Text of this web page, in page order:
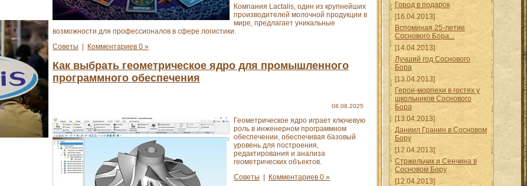
Компания Lactalis, один из крупнейших
производителей молочной продукции в
мире, предлагает уникальные
возможности для профессионалов в сфере логистики.
Советы | Комментариев 0 »
Как выбрать геометрическое ядро для промышленного
программного обеспечения
08.08.2025
Геометрическое ядро играет ключевую
роль в инженерном программном
обеспечении, обеспечивая базовый
уровень для построения,
редактирования и анализа
геометрических объектов.
Советы | Комментариев 0 »
Город в подарок
[16.04.2013]
Вспоминая 25-летие
Соснового Бора...
[14.04.2013]
Лучший год Соснового
Бора
[13.04.2013]
Герои-морпехи в гостях у
школьников Соснового
Бора
[13.04.2013]
Даниил Гранин в Сосновом
Бору
[12.04.2013]
Стржельчик и Сенчина в
Сосновом Бору
[12.04.2013]